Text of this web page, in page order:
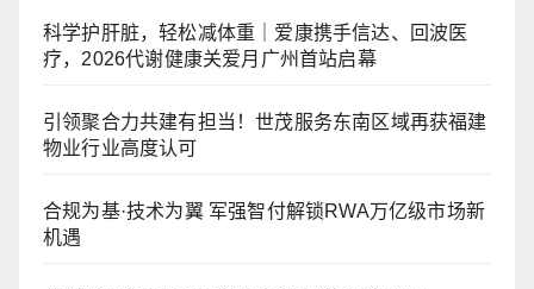
科学护肝脏，轻松减体重｜爱康携手信达、回波医
疗，2026代谢健康关爱月广州首站启幕
引领聚合力共建有担当！世茂服务东南区域再获福建
物业行业高度认可
合规为基·技术为翼 军强智付解锁RWA万亿级市场新
机遇